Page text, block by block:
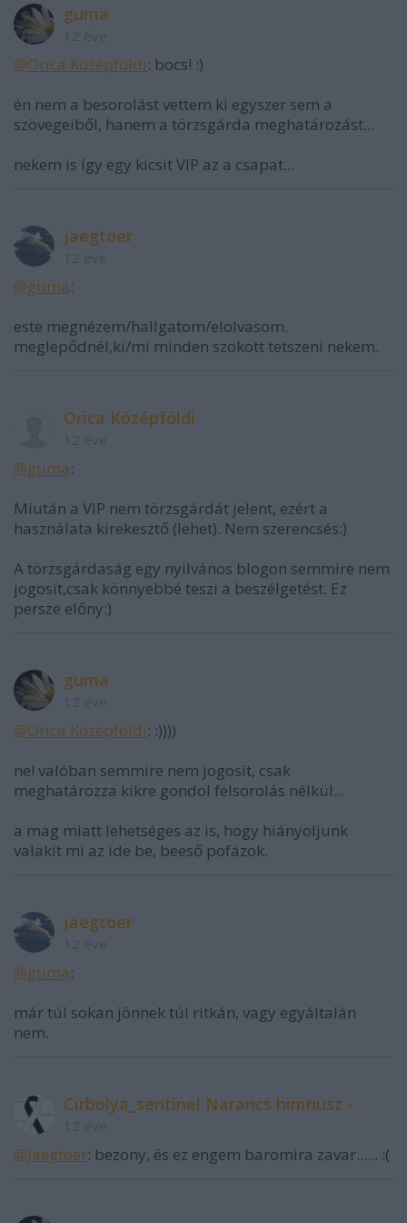
guma
@Orica Középföldi: bocs! :)
én nem a besorolást vettem ki egyszer sem a
szövegeiből, hanem a törzsgárda meghatározást...
nekem is így egy kicsit VIP az a csapat...
jaegtoer
@guma:
este megnézem/hallgatom/elolvasom.
meglepődnél,ki/mi minden szokott tetszeni nekem.
Orica Középföldi
@guma:
Miután a VIP nem törzsgárdát jelent, ezért a
használata kirekesztő (lehet). Nem szerencsés:)
A törzsgárdaság egy nyilvános blogon semmire nem
jogosít,csak könnyebbé teszi a beszélgetést. Ez
persze előny:)
guma
@Orica Középföldi: :))))
ne! valóban semmire nem jogosít, csak
meghatározza kikre gondol felsorolás nélkül...
a mag miatt lehetséges az is, hogy hiányoljunk
valakit mi az ide be, beeső pofázok.
jaegtoer
@guma:
már túl sokan jönnek túl ritkán, vagy egyáltalán
nem.
Cirbolya_sentinel Narancs himnusz -
@jaegtoer: bezony, és ez engem baromira zavar...... :(